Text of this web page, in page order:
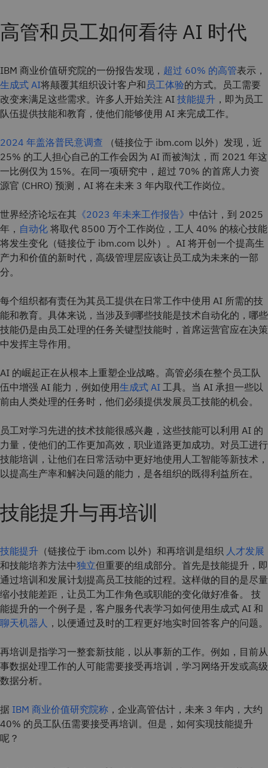
高管和员工如何看待 AI 时代
IBM 商业价值研究院的一份报告发现， 超过 60% 的高管表示，
生成式 AI将颠覆其组织设计客户和 员工体验的方式。员工需要
改变来满足这些需求。许多人开始关注 AI 技能提升 ，即为员工
队伍提供技能和教育，使他们能够使用 AI 来完成工作。
2024 年盖洛普民意调查 （链接位于 ibm.com 以外）发现，近
25% 的工人担心自己的工作会因为 AI 而被淘汰，而 2021 年这
一比例仅为 15%。在同一项研究中，超过 70% 的首席人力资
源官 (CHRO) 预测，AI 将在未来 3 年内取代工作岗位。
世界经济论坛在其 《2023 年未来工作报告》 中估计，到 2025
年， 自动化 将取代 8500 万个工作岗位，工人 40% 的核心技能
将发生变化（链接位于 ibm.com 以外）。AI 将开创一个提高生
产力和价值的新时代，高级管理层应该让员工成为未来的一部
分。
每个组织都有责任为其员工提供在日常工作中使用 AI 所需的技
能和教育。具体来说，当涉及到哪些技能是技术自动化的，哪些
技能仍是由员工处理的任务关键型技能时，首席运营官应在决策
中发挥主导作用。
AI 的崛起正在从根本上重塑企业战略。高管必须在整个员工队
伍中增强 AI 能力，例如使用生成式 AI 工具。当 AI 承担一些以
前由人类处理的任务时，他们必须提供发展员工技能的机会。
员工对学习先进的技术技能很感兴趣，这些技能可以利用 AI 的
力量，使他们的工作更加高效，职业道路更加成功。对员工进行
技能培训，让他们在日常活动中更好地使用人工智能等新技术，
以提高生产率和解决问题的能力，是各组织的既得利益所在。
技能提升与再培训
技能提升 （链接位于 ibm.com 以外）和再培训是组织 人才发展
和技能培养方法中独立但重要的组成部分。首先是技能提升，即
通过培训和发展计划提高员工技能的过程。这样做的目的是尽量
缩小技能差距，让员工为工作角色或职能的变化做好准备。 技
能提升的一个例子是，客户服务代表学习如何使用生成式 AI 和
聊天机器人 ，以便通过及时的工程更好地实时回答客户的问题。
再培训是指学习一整套新技能，以从事新的工作。例如，目前从
事数据处理工作的人可能需要接受再培训，学习网络开发或高级
数据分析。
据 IBM 商业价值研究院称 ，企业高管估计，未来 3 年内，大约
40% 的员工队伍需要接受再培训。但是，如何实现技能提升
呢？